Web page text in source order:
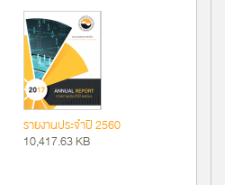
รายงานประจำปี 2560
10,417.63 KB